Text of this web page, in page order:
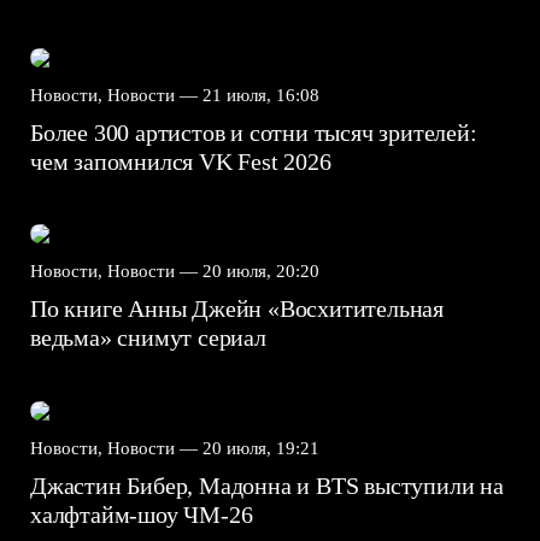
Новости, Новости — 21 июля, 16:08
Более 300 артистов и сотни тысяч зрителей:
чем запомнился VK Fest 2026
Новости, Новости — 20 июля, 20:20
По книге Анны Джейн «Восхитительная
ведьма» снимут сериал
Новости, Новости — 20 июля, 19:21
Джастин Бибер, Мадонна и BTS выступили на
халфтайм-шоу ЧМ-26